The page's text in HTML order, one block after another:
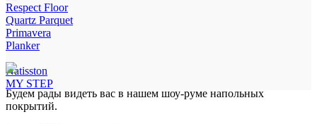
Respect Floor
Quartz Parquet
Primavera
Planker
Natisston
MY STEP
Будем рады видеть вас в нашем шоу-руме напольных
покрытий.